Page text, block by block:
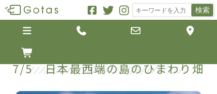
検索
   

7/5 日本最西端の島のひまわり畑